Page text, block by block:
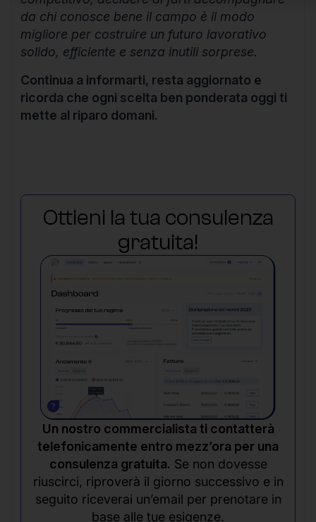
da chi conosce bene il campo è il modo
migliore per costruire un futuro lavorativo
solido, efficiente e senza inutili sorprese.
Continua a informarti, resta aggiornato e
ricorda che ogni scelta ben ponderata oggi ti
mette al riparo domani.
Ottieni la tua consulenza
gratuita!
Un nostro commercialista ti contatterà
telefonicamente entro mezz’ora per una
consulenza gratuita. Se non dovesse
riuscirci, riproverà il giorno successivo e in
seguito riceverai un’email per prenotare in
base alle tue esigenze.